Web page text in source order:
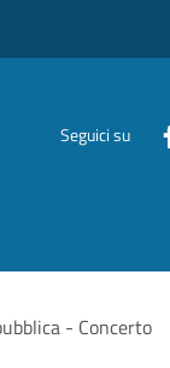
Seguici su
- Concerto